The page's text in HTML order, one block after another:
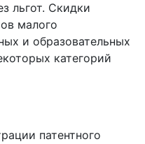
льгот. Скидки
малого
и образовательных
категорий
патентного